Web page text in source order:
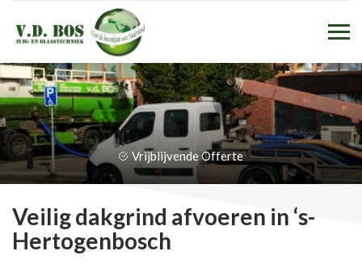
Vrijblijvende Offerte
Veilig dakgrind afvoeren in ‘s-
Hertogenbosch